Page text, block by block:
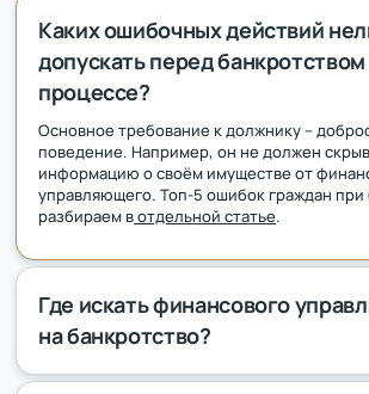
Каких ошибочных действий
допускать перед банкротством
процессе?
Основное требование к должнику –
поведение. Например, он не должен
информацию о своём имуществе от
управляющего. Топ-5 ошибок граждан при
разбираем вотдельной статье.
Где искать финансового
на банкротство?